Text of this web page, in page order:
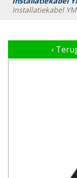
Installatiekabel
‹